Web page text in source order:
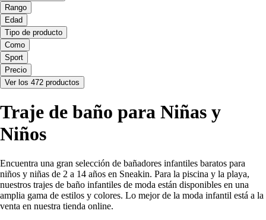
Rango
Edad
Tipo de producto
Como
Sport
Precio
Ver los 472 productos
Traje de baño para Niñas y
Niños
Encuentra una gran selección de bañadores infantiles baratos para
niños y niñas de 2 a 14 años en Sneakin. Para la piscina y la playa,
nuestros trajes de baño infantiles de moda están disponibles en una
amplia gama de estilos y colores. Lo mejor de la moda infantil está a la
venta en nuestra tienda online.